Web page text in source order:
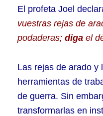
Todo
hombre
lo
debe
saber
El profeta Joel
vuestras rejas de
podaderas; diga el
Las rejas de arado y
herramientas de
de guerra. Sin
transformarlas en